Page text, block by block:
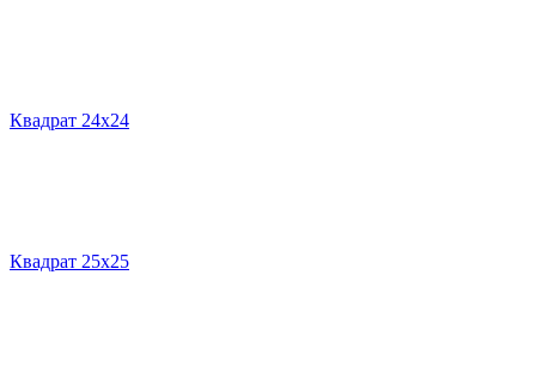
Квадрат 24х24
Квадрат 25х25